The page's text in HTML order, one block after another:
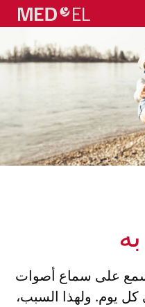
على سماع أصوات
كل يوم. ولهذا السبب،